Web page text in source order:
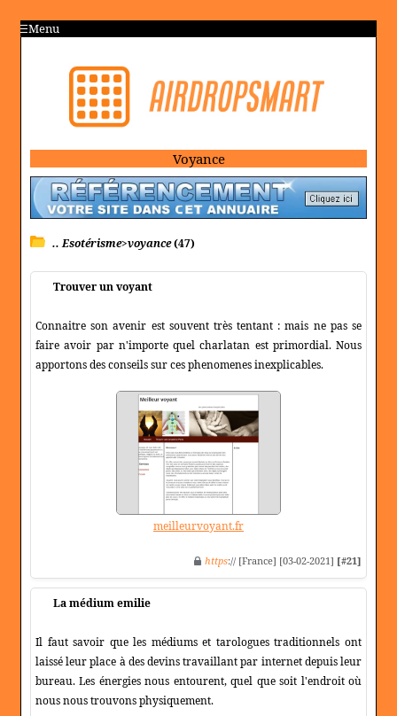
Menu
Voyance
.. Esotérisme>voyance(47)
Trouver un voyant
Connaitre son avenir est souvent très tentant : mais ne pas se
faire avoir par n'importe quel charlatan est primordial. Nous
apportons des conseils sur ces phenomenes inexplicables.
meilleurvoyant.fr
https:// [France] [03-02-2021] [#21]
La médium emilie
Il faut savoir que les médiums et tarologues traditionnels ont
laissé leur place à des devins travaillant par internet depuis leur
bureau. Les énergies nous entourent, quel que soit l'endroit où
nous nous trouvons physiquement.